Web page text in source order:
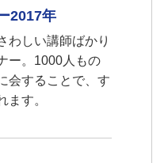
2017年
わしい講師ばかり
ー。1000人もの
会することで、す
ます。